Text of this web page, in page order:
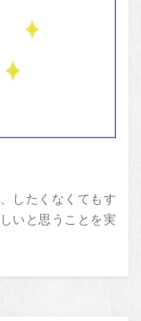
したくなくてもす
いと思うことを実